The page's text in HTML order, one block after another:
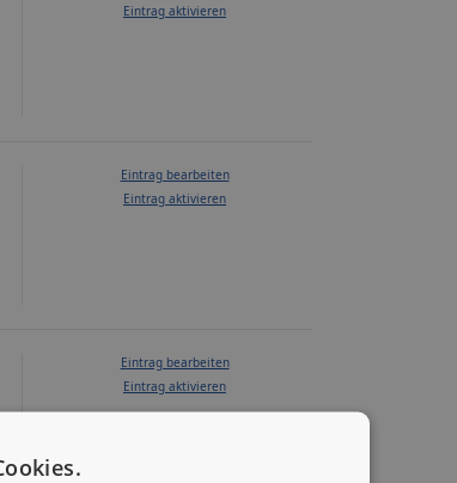
Eintrag aktivieren
Eintrag bearbeiten
Eintrag aktivieren
Eintrag bearbeiten
Eintrag aktivieren